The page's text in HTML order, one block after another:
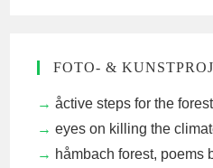
FOTO- &
åctive steps for the forest
eyes on killing the
håmbach forest, poems